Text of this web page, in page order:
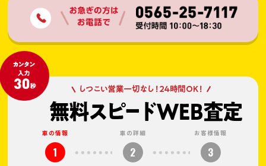
車の情報
1
車の詳細
2
お客様情報
3